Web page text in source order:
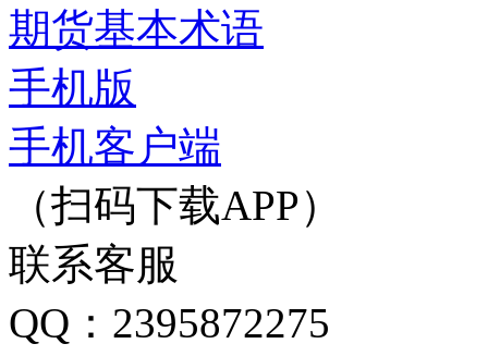
期货基本术语
手机版
手机客户端
（扫码下载APP）
联系客服
QQ：2395872275